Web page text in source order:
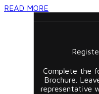
READ MORE
Complete the
Brochure.
representative